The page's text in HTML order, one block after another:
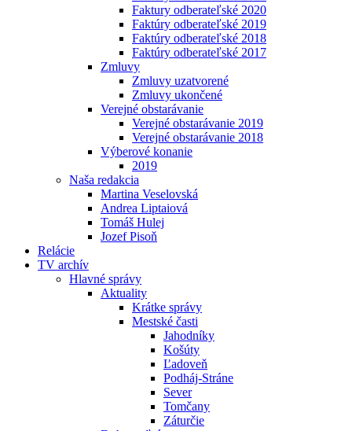
Faktury odberateľské 2020
Faktúry odberateľské 2019
Faktúry odberateľské 2018
Faktúry odberateľské 2017
Zmluvy
Zmluvy uzatvorené
Zmluvy ukončené
Verejné obstarávanie
Verejné obstarávanie 2019
Verejné obstarávanie 2018
Výberové konanie
2019
Naša redakcia
Martina Veselovská
Andrea Liptaiová
Tomáš Hulej
Jozef Pisoň
Relácie
TV archív
Hlavné správy
Aktuality
Krátke správy
Mestské časti
Jahodníky
Košúty
Ľadoveň
Podháj-Stráne
Sever
Tomčany
Záturčie